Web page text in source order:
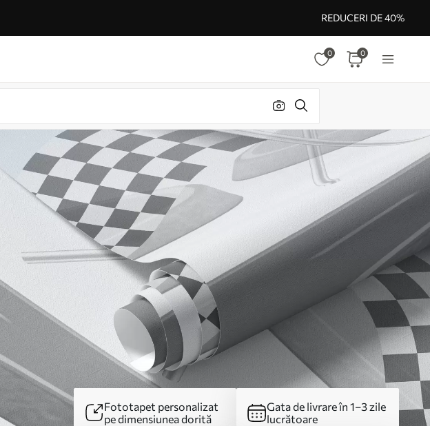
REDUCERI DE 40%
0 0
Fototapet personalizat
pe dimensiunea dorită
Gata de livrare în 1–3 zile
lucrătoare